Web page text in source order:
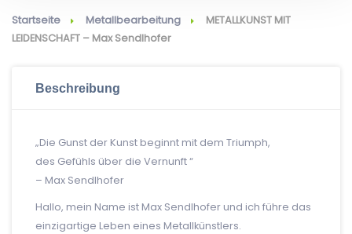
Startseite Metallbearbeitung
METALLKUNST MIT
LEIDENSCHAFT – Max Sendlhofer
Beschreibung
„Die Gunst der Kunst beginnt mit dem Triumph,
des Gefühls über die Vernunft “
– Max Sendlhofer
Hallo, mein Name ist Max Sendlhofer und ich führe das
einzigartige Leben eines Metallkünstlers.